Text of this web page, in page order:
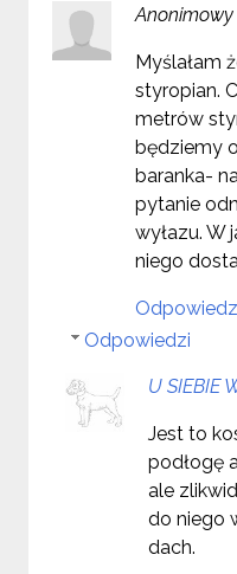
Anonimowy
Myślałam
styropian.
metrów
będziemy
baranka-
pytanie
wyłazu. W
niego
Odpowiedz
Odpowiedzi
U SIEBIE
Jest to
podłogę
ale
do niego
dach.